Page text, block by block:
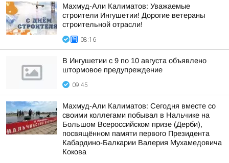
Махмуд-Али Калиматов: Уважаемые
строители Ингушетии! Дорогие ветераны
строительной отрасли!
08:16
В Ингушетии с 9 по 10 августа объявлено
штормовое предупреждение
09:45
Махмуд-Али Калиматов: Сегодня вместе со
своими коллегами побывал в Нальчике на
Большом Всероссийском призе (Дерби),
посвящённом памяти первого Президента
Кабардино-Балкарии Валерия Мухамедовича
Кокова